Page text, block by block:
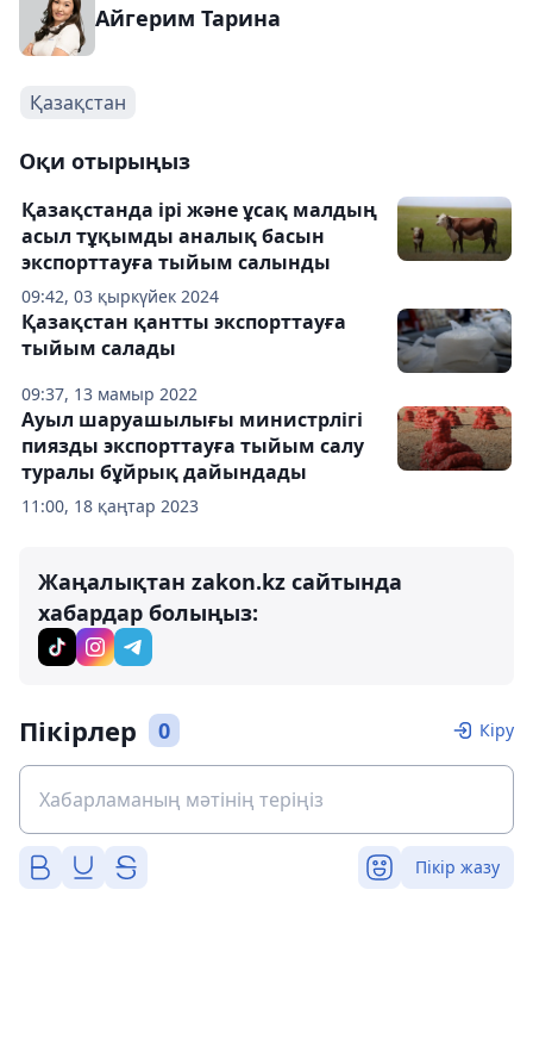
Айгерим Тарина
Қазақстан
Оқи отырыңыз
09:42, 03 қыркүйек 2024
Қазақстанда ірі және ұсақ малдың
асыл тұқымды аналық басын
экспорттауға тыйым салынды
09:37, 13 мамыр 2022
Қазақстан қантты экспорттауға
тыйым салады
11:00, 18 қаңтар 2023
Ауыл шаруашылығы министрлігі
пиязды экспорттауға тыйым салу
туралы бұйрық дайындады
Жаңалықтан zakon.kz сайтында
хабардар болыңыз:
Пікірлер 0 Кіру
Пікір жазу